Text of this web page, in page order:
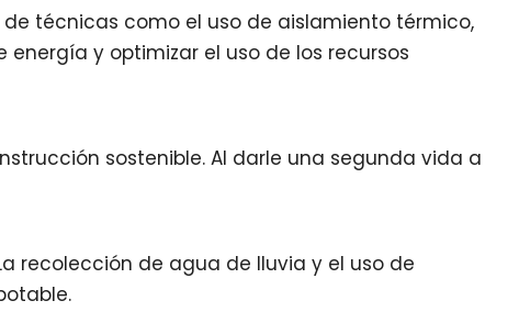
técnicas como el uso de aislamiento térmico,
y optimizar el uso de los recursos
sostenible. Al darle una segunda vida a
recolección de agua de lluvia y el uso de